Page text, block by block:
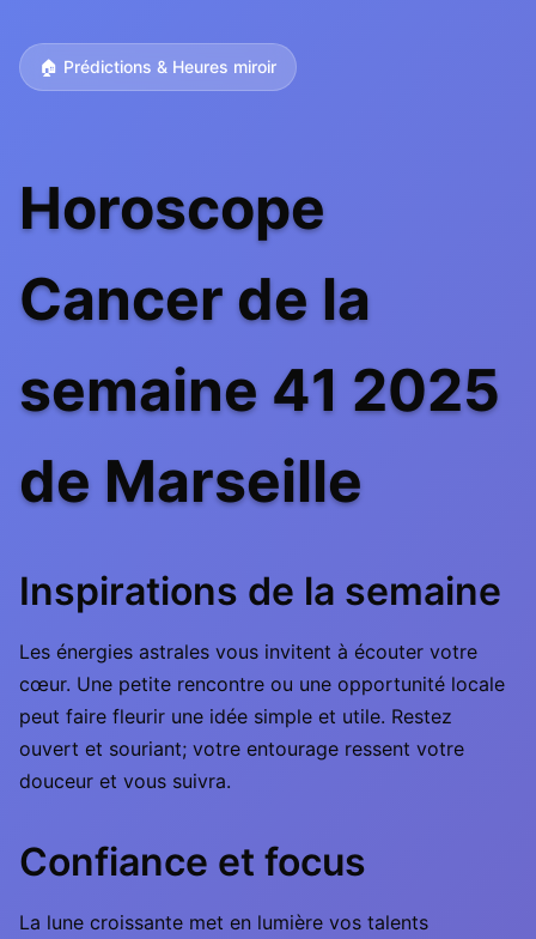
🏠 Prédictions & Heures miroir
Horoscope
Cancer de la
semaine 41 2025
de Marseille
Inspirations de la semaine
Les énergies astrales vous invitent à écouter votre
cœur. Une petite rencontre ou une opportunité locale
peut faire fleurir une idée simple et utile. Restez
ouvert et souriant; votre entourage ressent votre
douceur et vous suivra.
Confiance et focus
La lune croissante met en lumière vos talents